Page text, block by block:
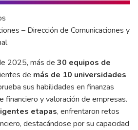
– Dirección de Comunicaciones y
2025, más de 30 equipos de
de más de 10 universidades
sus habilidades en finanzas
financiero y valoración de empresas.
etapas, enfrentaron retos
destacándose por su capacidad